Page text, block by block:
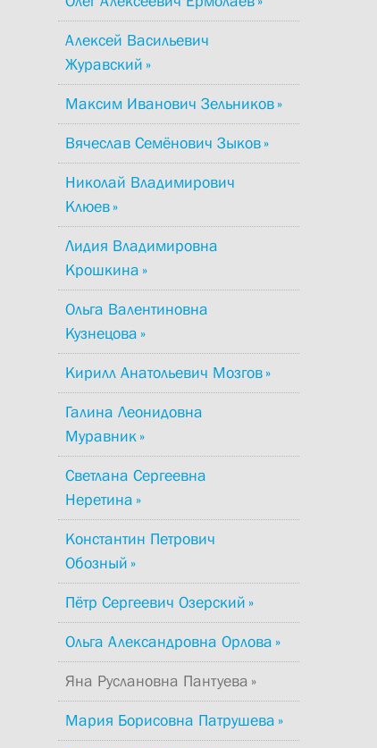
Алексей Васильевич
Журавский
Максим Иванович Зельников
Вячеслав Семёнович Зыков
Николай Владимирович
Клюев
Лидия Владимировна
Крошкина
Ольга Валентиновна
Кузнецова
Кирилл Анатольевич Мозгов
Галина Леонидовна
Муравник
Светлана Сергеевна
Неретина
Константин Петрович
Обозный
Пётр Сергеевич Озерский
Ольга Александровна Орлова
Яна Руслановна Пантуева
Мария Борисовна Патрушева